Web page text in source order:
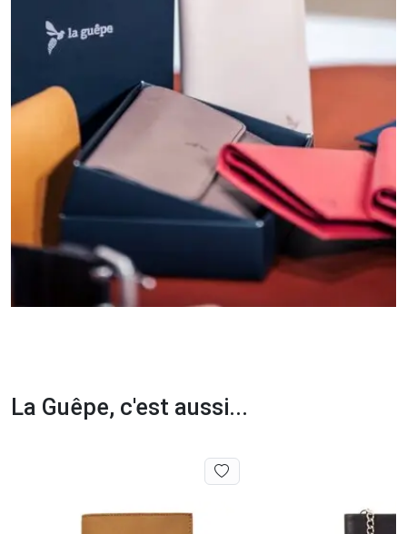
La Guêpe, c'est aussi...